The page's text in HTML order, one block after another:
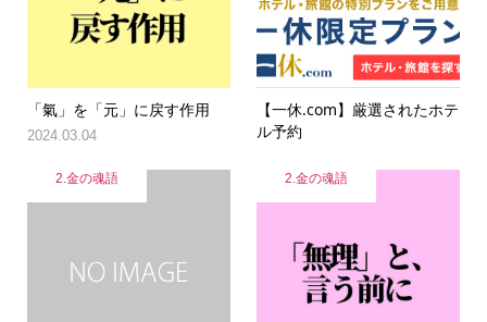
「氣」を「元」に戻す作用
2024.03.04
【一休.com】厳選されたホテ
ル予約
2.金の魂語 2.金の魂語